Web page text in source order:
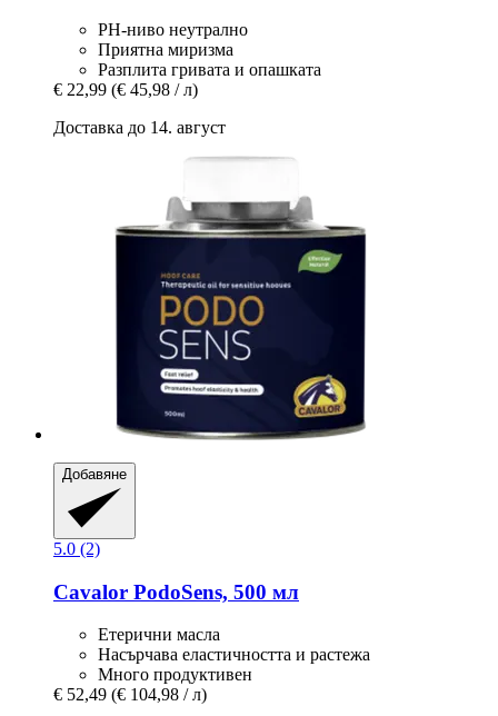
PH-ниво неутрално
Приятна миризма
Разплита гривата и опашката
€ 22,99 (€ 45,98 / л)
Доставка до 14. август
Добавяне
5.0 (2)
Cavalor PodoSens, 500 мл
Етерични масла
Насърчава еластичността и растежа
Много продуктивен
€ 52,49 (€ 104,98 / л)